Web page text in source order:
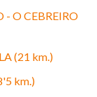
- O CEBREIRO
(21 km.)
km.)